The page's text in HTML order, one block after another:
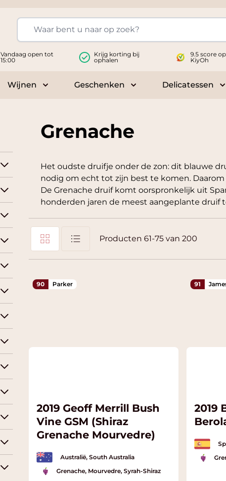
Vandaag open tot
15:00
Krijg korting bij
ophalen
9.5 score op
KiyOh
Wijnen
Toggle submenu for Wijnen
Geschenken
Toggle submenu for
Delicatessen
Grenache
Het oudste druifje onder de zon: dit blauwe
nodig om echt tot zijn best te komen.
De Grenache druif komt oorspronkelijk uit
honderden jaren de meest aangeplante druif
Tonen als Producten 61-75van 200
90 Parker
2019 Geoff Merrill Bush
Vine GSM (Shiraz
Grenache Mourvedre)
Australië, South Australia
Grenache, Mourvedre, Syrah-Shiraz
91
2019